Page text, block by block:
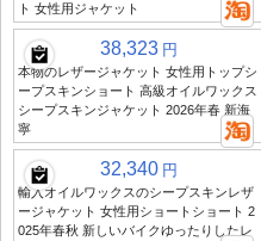
ト 女性用ジャケット
38,323 円
本物のレザージャケット 女性用トップシ
ープスキンショート 高級オイルワックス
シープスキンジャケット 2026年春 新海
寧
32,340 円
輸入オイルワックスのシープスキンレザ
ージャケット 女性用ショートショート 2
025年春秋 新しいバイクゆったりしたレ